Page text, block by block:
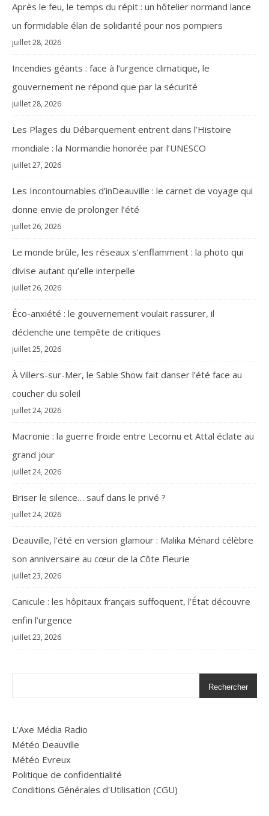
Après le feu, le temps du répit : un hôtelier normand lance
un formidable élan de solidarité pour nos pompiers
juillet 28, 2026
Incendies géants : face à l’urgence climatique, le
gouvernement ne répond que par la sécurité
juillet 28, 2026
Les Plages du Débarquement entrent dans l’Histoire
mondiale : la Normandie honorée par l’UNESCO
juillet 27, 2026
Les Incontournables d’inDeauville : le carnet de voyage qui
donne envie de prolonger l’été
juillet 26, 2026
Le monde brûle, les réseaux s’enflamment : la photo qui
divise autant qu’elle interpelle
juillet 26, 2026
Éco-anxiété : le gouvernement voulait rassurer, il
déclenche une tempête de critiques
juillet 25, 2026
À Villers-sur-Mer, le Sable Show fait danser l’été face au
coucher du soleil
juillet 24, 2026
Macronie : la guerre froide entre Lecornu et Attal éclate au
grand jour
juillet 24, 2026
Briser le silence… sauf dans le privé ?
juillet 24, 2026
Deauville, l’été en version glamour : Malika Ménard célèbre
son anniversaire au cœur de la Côte Fleurie
juillet 23, 2026
Canicule : les hôpitaux français suffoquent, l’État découvre
enfin l’urgence
juillet 23, 2026
Rechercher
L’Axe Média Radio
Météo Deauville
Météo Evreux
Politique de confidentialité
Conditions Générales d'Utilisation (CGU)